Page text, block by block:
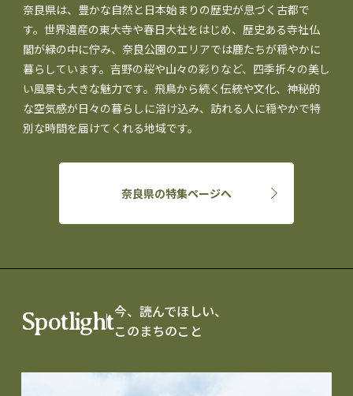
奈良県は、豊かな自然と日本始まりの歴史が息づく古都で
す。世界遺産の東大寺や春日大社をはじめ、歴史ある寺社仏
閣が緑の中に佇み、奈良公園のエリアでは鹿たちが穏やかに
暮らしています。吉野の桜や山々の彩りなど、四季折々の美し
い風景も大きな魅力です。飛鳥から続く伝統や文化、神秘的
な空気感が日々の暮らしに溶け込み、訪れる人に穏やかで特
別な時間を届けてくれる地域です。
奈良県の特集ページへ
Spotlight今、読んでほしい、
このまちのこと